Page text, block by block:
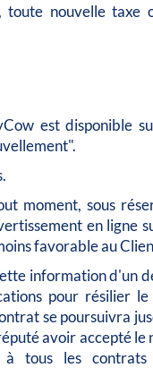
nouvelle taxe
est disponible
moment, sous
en ligne
favorable au
information d'un
pour résilier le
se poursuivra
avoir accepté le
tous les contrats